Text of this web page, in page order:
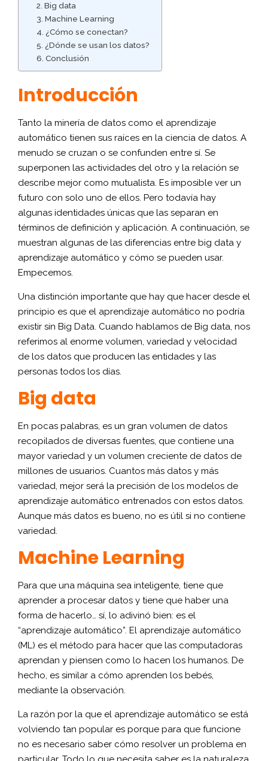
Big data
Machine Learning
¿Cómo se conectan?
¿Dónde se usan los datos?
Conclusión
Introducción
Tanto la minería de datos como el aprendizaje
automático tienen sus raíces en la ciencia de datos. A
menudo se cruzan o se confunden entre sí. Se
superponen las actividades del otro y la relación se
describe mejor como mutualista. Es imposible ver un
futuro con solo uno de ellos. Pero todavía hay
algunas identidades únicas que las separan en
términos de definición y aplicación. A continuación, se
muestran algunas de las diferencias entre big data y
aprendizaje automático y cómo se pueden usar.
Empecemos.
Una distinción importante que hay que hacer desde el
principio es que el aprendizaje automático no podría
existir sin Big Data. Cuando hablamos de Big data, nos
referimos al enorme volumen, variedad y velocidad
de los datos que producen las entidades y las
personas todos los días.
Big data
En pocas palabras, es un gran volumen de datos
recopilados de diversas fuentes, que contiene una
mayor variedad y un volumen creciente de datos de
millones de usuarios. Cuantos más datos y más
variedad, mejor será la precisión de los modelos de
aprendizaje automático entrenados con estos datos.
Aunque más datos es bueno, no es útil si no contiene
variedad.
Machine Learning
Para que una máquina sea inteligente, tiene que
aprender a procesar datos y tiene que haber una
forma de hacerlo… sí, lo adivinó bien: es el
“aprendizaje automático”. El aprendizaje automático
(ML) es el método para hacer que las computadoras
aprendan y piensen como lo hacen los humanos. De
hecho, es similar a cómo aprenden los bebés,
mediante la observación.
La razón por la que el aprendizaje automático se está
volviendo tan popular es porque para que funcione
no es necesario saber cómo resolver un problema en